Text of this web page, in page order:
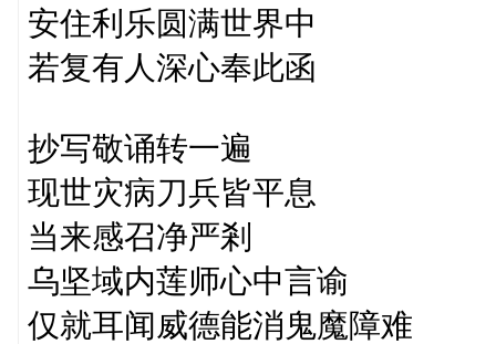
安住利乐圆满世界中
若复有人深心奉此函
抄写敬诵转一遍
现世灾病刀兵皆平息
当来感召净严剎
乌坚域内莲师心中言谕
仅就耳闻威德能消鬼魔障难